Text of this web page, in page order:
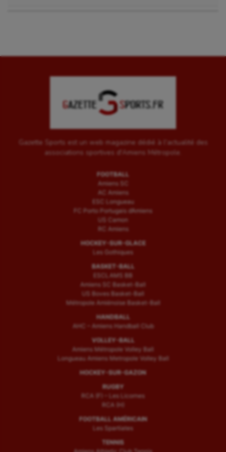
Gazette Sports est un web magazine dédié à l'actualité des
associations sportives d'Amiens Métropole.
FOOTBALL
Amiens SC
AC Amiens
ESC Longueau
FC Porto Portugais d’Amiens
US Camon
RC Amiens
HOCKEY-SUR-GLACE
Les Gothiques
BASKET-BALL
ESCLAMS BB
Amiens SC Basket-Ball
US Boves Basket-Ball
Métropole Amiénoise Basket-Ball
HANDBALL
AHC – Amiens Handball Club
VOLLEY-BALL
Amiens Métropole Volley Ball
Longueau Amiens Metropole Volley Ball
HOCKEY-SUR-GAZON
RUGBY
RCA (F) – Les Licornes
RCA (H)
FOOTBALL AMÉRICAIN
Les Spartiates
TENNIS